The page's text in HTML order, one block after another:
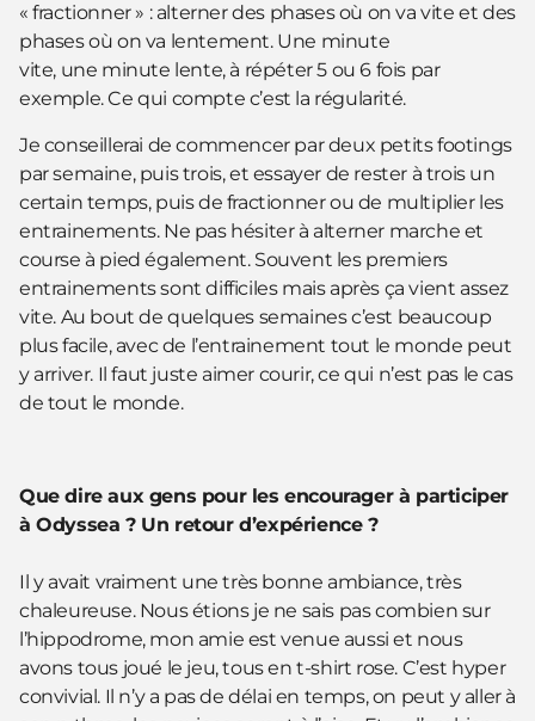
« fractionner » : alterner des phases où on va vite et des
phases où on va lentement. Une minute
vite, une minute lente, à répéter 5 ou 6 fois par
exemple. Ce qui compte c’est la régularité.
Je conseillerai de commencer par deux petits footings
par semaine, puis trois, et essayer de rester à trois un
certain temps, puis de fractionner ou de multiplier les
entrainements. Ne pas hésiter à alterner marche et
course à pied également. Souvent les premiers
entrainements sont difficiles mais après ça vient assez
vite. Au bout de quelques semaines c’est beaucoup
plus facile, avec de l’entrainement tout le monde peut
y arriver. Il faut juste aimer courir, ce qui n’est pas le cas
de tout le monde.
Que dire aux gens pour les encourager à participer
à Odyssea ? Un retour d’expérience ?
Il y avait vraiment une très bonne ambiance, très
chaleureuse. Nous étions je ne sais pas combien sur
l’hippodrome, mon amie est venue aussi et nous
avons tous joué le jeu, tous en t-shirt rose. C’est hyper
convivial. Il n’y a pas de délai en temps, on peut y aller à